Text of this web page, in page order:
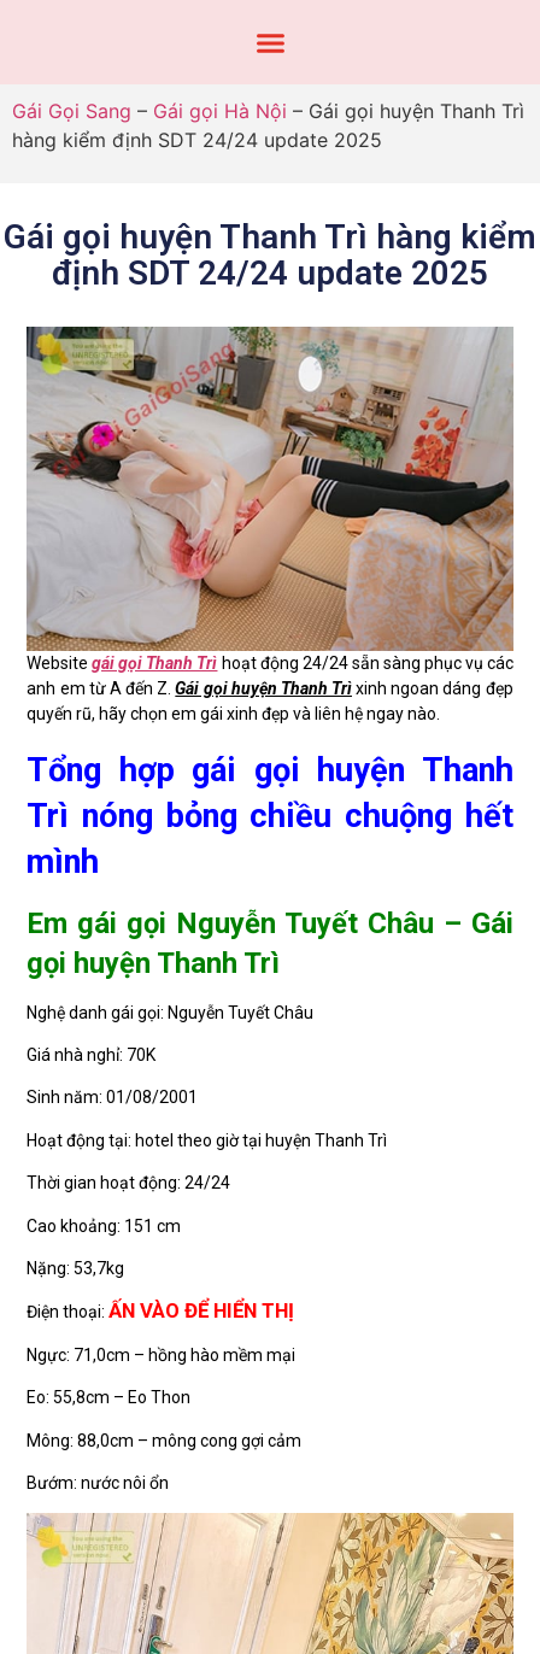
Gái Gọi Sang – Gái gọi Hà Nội – Gái gọi huyện Thanh Trì
hàng kiểm định SDT 24/24 update 2025
Gái gọi huyện Thanh Trì hàng kiểm
định SDT 24/24 update 2025
Websitegái gọi Thanh Trì hoạt động 24/24 sẵn sàng phục vụ các
anh em từ A đến Z.Gái gọi huyện Thanh Trìxinh ngoan dáng đẹp
quyến rũ, hãy chọn em gái xinh đẹp và liên hệ ngay nào.
Tổng hợp gái gọi huyện Thanh
Trì nóng bỏng chiều chuộng hết
mình
Em gái gọi Nguyễn Tuyết Châu – Gái
gọi huyện Thanh Trì
Nghệ danh gái gọi: Nguyễn Tuyết Châu
Giá nhà nghỉ: 70K
Sinh năm: 01/08/2001
Hoạt động tại: hotel theo giờ tại huyện Thanh Trì
Thời gian hoạt động: 24/24
Cao khoảng: 151 cm
Nặng: 53,7kg
Điện thoại:ẤN VÀO ĐỂ HIỂN THỊ
Ngực: 71,0cm – hồng hào mềm mại
Eo: 55,8cm – Eo Thon
Mông: 88,0cm – mông cong gợi cảm
Bướm: nước nôi ổn